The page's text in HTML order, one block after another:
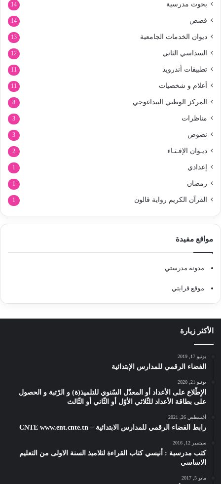
بحوث مدرسية 14
قصص 14
ديوان الخدمات الجامعية 13
السداسي الثاني 12
تطبيقات أندرويد 11
أعلام و شخصيات 11
المركز الوطني البيداغوجي 8
مناظرات 3
نصوص 3
ديـوان الإفـتـاء 2
إعدادي 1
رمضان 1
القرآن الكريم رواية قالون 1
مواقع مفيدة
مدونة مدرستي
موقع قرايتي
الأكثر زيارة
يونيو 17, 2019
الفضاء الرقمي للمدارس الإبتدائية
يونيو 21, 2020
الإطّلاع على الأعداد أو المعدّل السّنوي للتلميذ(ة) و الرّتبة و الحصول
على بطاقة الأعداد للثّلاثي الأوّل أو الثّاني أو الثّالث
أغسطس 26, 2021
رابط الفضاء الرقمي للمدارس الابتدائية – CNTE www.ent.cnte.tn
سبتمبر 12, 2016
كتب مدرسية : أنيسي كتاب القراءة لتلاميذ السنة الاولى من التعليم
الاساسي
مايو 5, 2017